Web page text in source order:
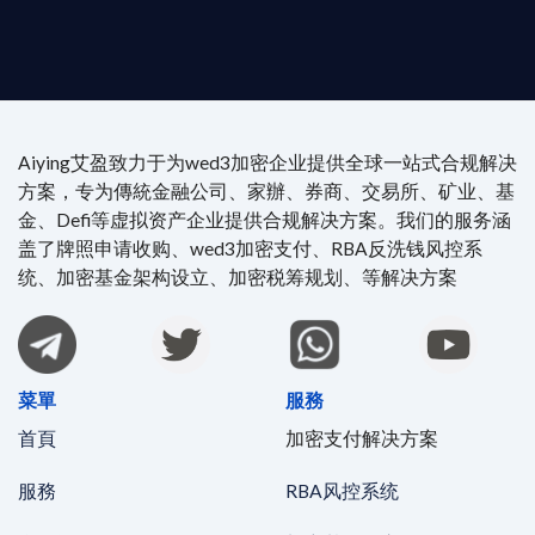
Aiying艾盈致力于为wed3加密企业提供全球一站式合规解决
方案，专为傳統金融公司、家辦、券商、交易所、矿业、基
金、Defi等虚拟资产企业提供合规解决方案。我们的服务涵
盖了牌照申请收购、wed3加密支付、RBA反洗钱风控系
统、加密基金架构设立、加密税筹规划、等解决方案
菜單
首頁
服務
服務
加密支付解决方案
RBA风控系统